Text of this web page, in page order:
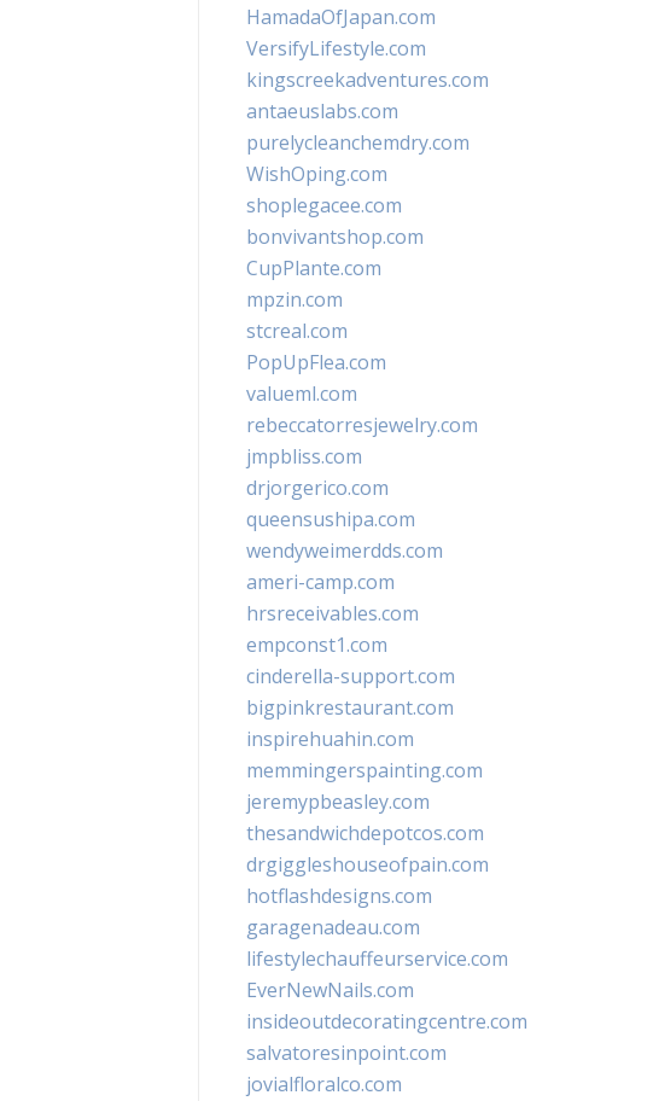
HamadaOfJapan.com
VersifyLifestyle.com
kingscreekadventures.com
antaeuslabs.com
purelycleanchemdry.com
WishOping.com
shoplegacee.com
bonvivantshop.com
CupPlante.com
mpzin.com
stcreal.com
PopUpFlea.com
valueml.com
rebeccatorresjewelry.com
jmpbliss.com
drjorgerico.com
queensushipa.com
wendyweimerdds.com
ameri-camp.com
hrsreceivables.com
empconst1.com
cinderella-support.com
bigpinkrestaurant.com
inspirehuahin.com
memmingerspainting.com
jeremypbeasley.com
thesandwichdepotcos.com
drgiggleshouseofpain.com
hotflashdesigns.com
garagenadeau.com
lifestylechauffeurservice.com
EverNewNails.com
insideoutdecoratingcentre.com
salvatoresinpoint.com
jovialfloralco.com